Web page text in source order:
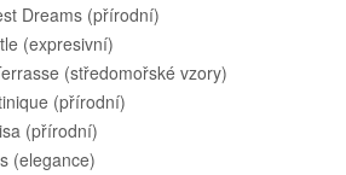
Dreams (přírodní)
(expresivní)
(středomořské vzory)
(přírodní)
(přírodní)
(elegance)